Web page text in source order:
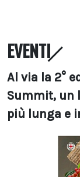
EVENTI
Al via la 2°
Summit, un
più lunga e